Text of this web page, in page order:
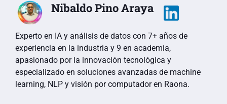
Nibaldo Pino Araya
Experto en IA y análisis de datos con 7+ años de
experiencia en la industria y 9 en academia,
apasionado por la innovación tecnológica y
especializado en soluciones avanzadas de machine
learning, NLP y visión por computador en Raona.